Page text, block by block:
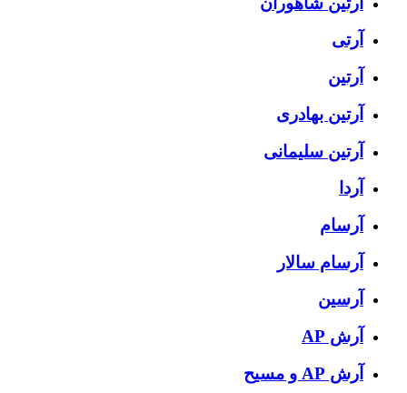
آرتی
آرتین
آرتین بهادری
آرتین سلیمانی
آردا
آرسام
آرسام سالار
آرسین
آرش AP
آرش AP و مسیح